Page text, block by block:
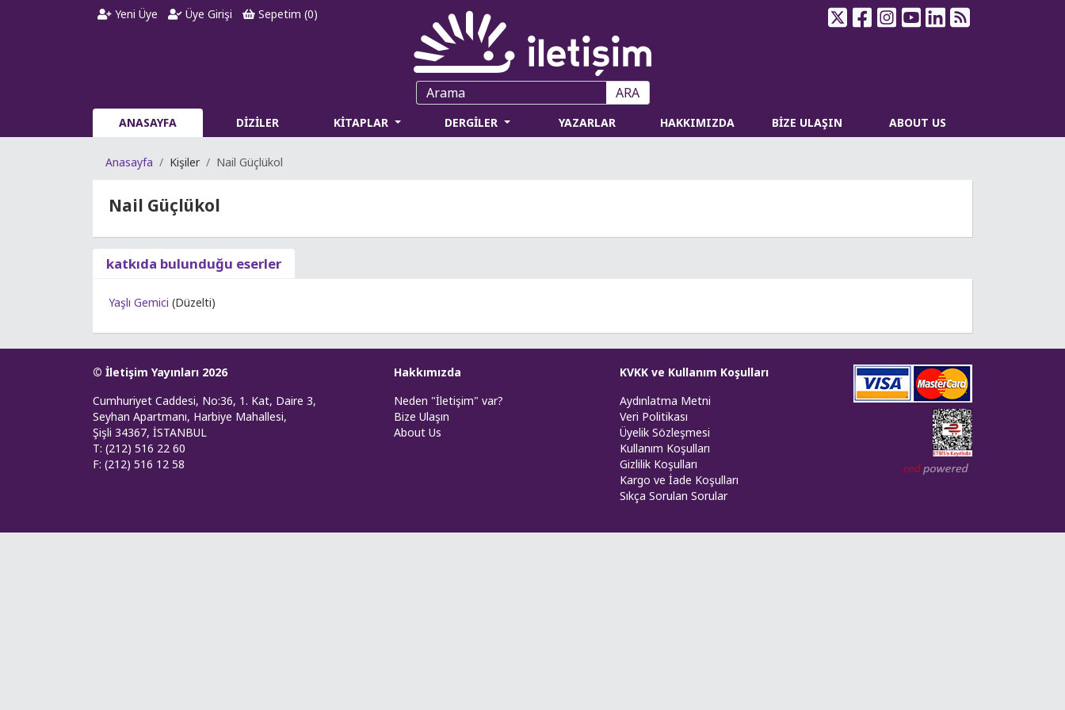
Yeni Üye Üye Girişi Sepetim (0)
ARA
ANASAYFA DİZİLER KİTAPLAR DERGİLER YAZARLAR HAKKIMIZDA BİZE ULAŞIN ABOUT US
Anasayfa Kişiler Nail Güçlükol
Nail Güçlükol
katkıda bulunduğu eserler
Yaşlı Gemici (Düzelti)
© İletişim Yayınları 2026
Cumhuriyet Caddesi, No:36, 1. Kat, Daire 3,
Seyhan Apartmanı, Harbiye Mahallesi,
Şişli 34367, İSTANBUL
T: (212) 516 22 60
F: (212) 516 12 58
Hakkımızda
Neden "İletişim" var?
Bize Ulaşın
About Us
KVKK ve Kullanım Koşulları
Aydınlatma Metni
Veri Politikası
Üyelik Sözleşmesi
Kullanım Koşulları
Gizlilik Koşulları
Kargo ve İade Koşulları
Sıkça Sorulan Sorular
Web tasarım: Red Bilişim